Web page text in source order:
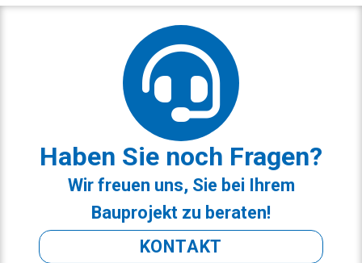
Haben Sie noch Fragen?
Wir freuen uns, Sie bei Ihrem
Bauprojekt zu beraten!
KONTAKT